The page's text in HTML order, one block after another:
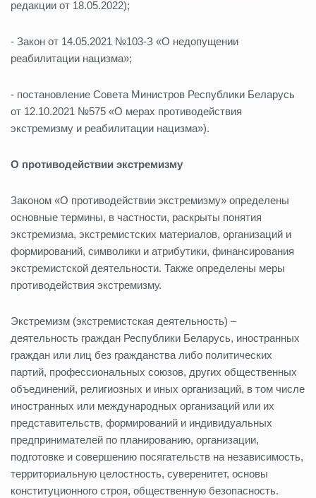
редакции от 18.05.2022);
- Закон от 14.05.2021 №103-З «О недопущении
реабилитации нацизма»;
- постановление Совета Министров Республики Беларусь
от 12.10.2021 №575 «О мерах противодействия
экстремизму и реабилитации нацизма»).
О противодействии экстремизму
Законом «О противодействии экстремизму» определены
основные термины, в частности, раскрыты понятия
экстремизма, экстремистских материалов, организаций и
формирований, символики и атрибутики, финансирования
экстремистской деятельности. Также определены меры
противодействия экстремизму.
Экстремизм (экстремистская деятельность) –
деятельность граждан Республики Беларусь, иностранных
граждан или лиц без гражданства либо политических
партий, профессиональных союзов, других общественных
объединений, религиозных и иных организаций, в том числе
иностранных или международных организаций или их
представительств, формирований и индивидуальных
предпринимателей по планированию, организации,
подготовке и совершению посягательств на независимость,
территориальную целостность, суверенитет, основы
конституционного строя, общественную безопасность.